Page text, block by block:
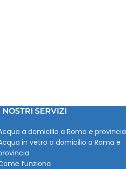
NOSTRI SERVIZI
a domicilio a Roma e provincia
in vetro a domicilio a Roma e
funziona